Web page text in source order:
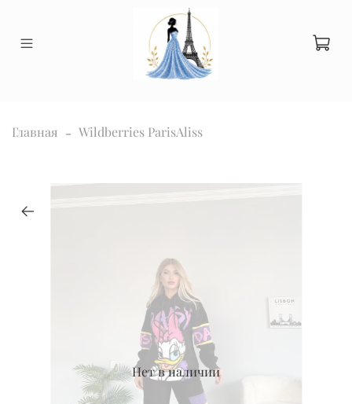
Главная Wildberries ParisAliss
Нет в наличии